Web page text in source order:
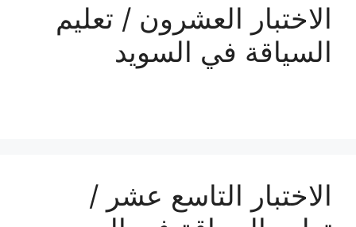
الاختبار العشرون / تعليم
السياقة في السويد
الاختبار التاسع عشر /